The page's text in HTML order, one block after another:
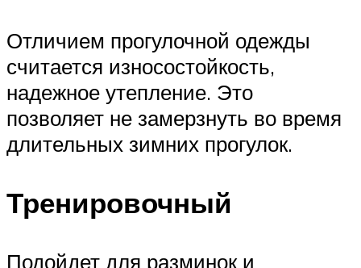
Отличием прогулочной одежды
считается износостойкость,
надежное утепление. Это
позволяет не замерзнуть во время
длительных зимних прогулок.
Тренировочный
Подойдет для разминок и